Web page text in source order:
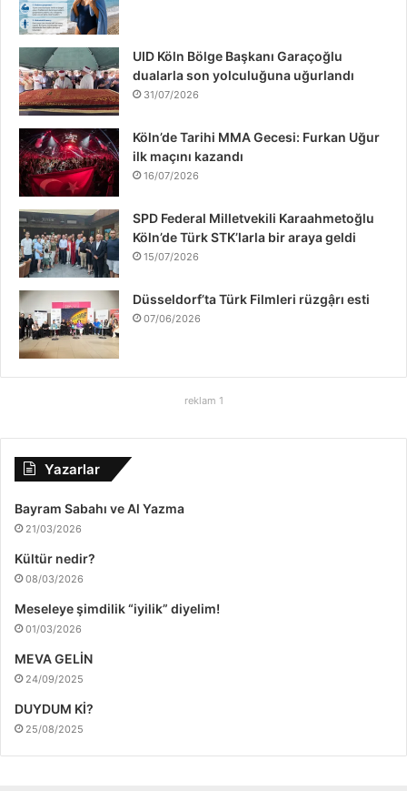
o
o
k
r
I
n
e
r
UID Köln Bölge Başkanı Garaçoğlu
dualarla son yolculuğuna uğurlandı
31/07/2026
Köln’de Tarihi MMA Gecesi: Furkan Uğur
ilk maçını kazandı
16/07/2026
SPD Federal Milletvekili Karaahmetoğlu
Köln’de Türk STK’larla bir araya geldi
15/07/2026
Düsseldorf’ta Türk Filmleri rüzgậrı esti
07/06/2026
reklam 1
Yazarlar
Bayram Sabahı ve Al Yazma
21/03/2026
Kültür nedir?
08/03/2026
Meseleye şimdilik “iyilik” diyelim!
01/03/2026
MEVA GELİN
24/09/2025
DUYDUM Kİ?
25/08/2025